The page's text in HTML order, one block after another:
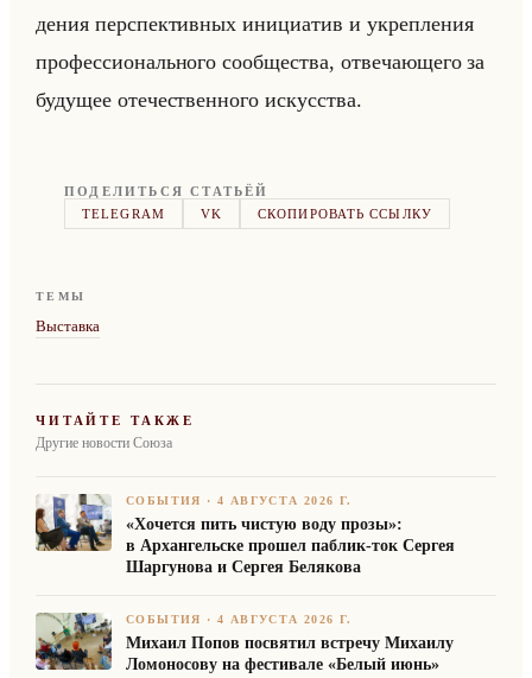
де­ния пер­спек­тив­ных ини­ци­атив и укреп­ле­ния
про­фес­си­онально­го со­об­ще­ства, от­ве­ча­юще­го за
бу­ду­щее оте­че­ствен­но­го ис­кус­ства.
ПОДЕЛИТЬСЯ СТАТЬЁЙ
TELEGRAM
VK СКОПИРОВАТЬ ССЫЛКУ
ТЕМЫ
Выставка
ЧИТАЙТЕ ТАКЖЕ
Другие новости Союза
СОБЫТИЯ ·4 АВГУСТА 2026 Г.
«Хочется пить чистую воду прозы»:
в Архангельске прошел паблик-ток Сергея
Шаргунова и Сергея Белякова
СОБЫТИЯ ·4 АВГУСТА 2026 Г.
Михаил Попов посвятил встречу Михаилу
Ломоносову на фестивале «Белый июнь»